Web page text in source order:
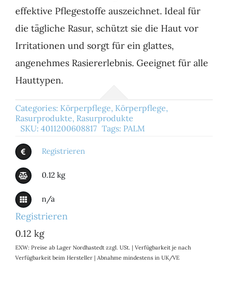
effektive Pflegestoffe auszeichnet. Ideal für
die tägliche Rasur, schützt sie die Haut vor
Irritationen und sorgt für ein glattes,
angenehmes Rasiererlebnis. Geeignet für alle
Hauttypen.
Categories: Körperpflege, Körperpflege,
Rasurprodukte, Rasurprodukte
SKU: 4011200608817 Tags: PALM
Registrieren
0.12 kg
n/a
Registrieren
0.12 kg
EXW: Preise ab Lager Nordhastedt zzgl. USt. | Verfügbarkeit je nach
Verfügbarkeit beim Hersteller | Abnahme mindestens in UK/VE